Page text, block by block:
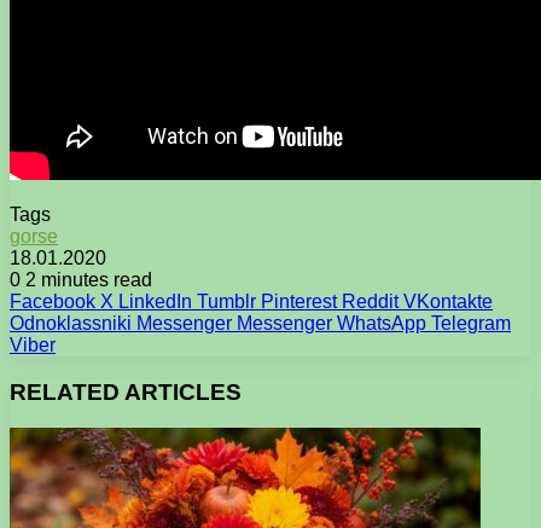
Tags
gorse
18.01.2020
0 2 minutes read
Facebook X LinkedIn Tumblr Pinterest Reddit VKontakte
Odnoklassniki Messenger Messenger WhatsApp Telegram
Viber
RELATED ARTICLES